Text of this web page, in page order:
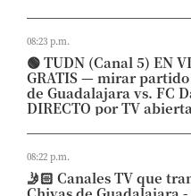
08:23 p.m.
🟢 TUDN (Canal 5) EN
GRATIS — mirar
de Guadalajara vs. FC
DIRECTO por TV abierta
08:22 p.m.
🤳🏻 Canales TV que